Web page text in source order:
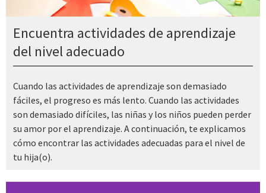
Encuentra actividades de aprendizaje
del nivel adecuado
Cuando las actividades de aprendizaje son demasiado
fáciles, el progreso es más lento. Cuando las actividades
son demasiado difíciles, las niñas y los niños pueden perder
su amor por el aprendizaje. A continuación, te explicamos
cómo encontrar las actividades adecuadas para el nivel de
tu hija(o).